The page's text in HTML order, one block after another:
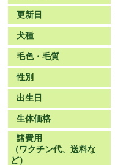
更新日
犬種
毛色・毛質
性別
出生日
生体価格
諸費用
（ワクチン代、送料な
ど）